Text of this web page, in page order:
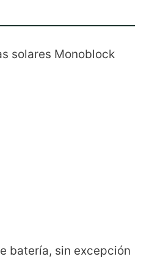
solares Monoblock
batería, sin excepción